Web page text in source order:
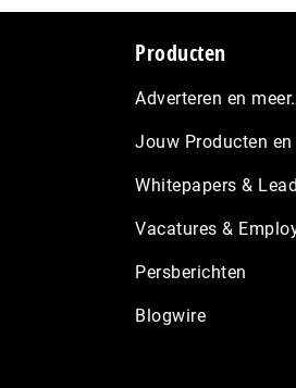
Producten
Adverteren en
Jouw Producten
Whitepapers &
Vacatures &
Persberichten
Blogwire